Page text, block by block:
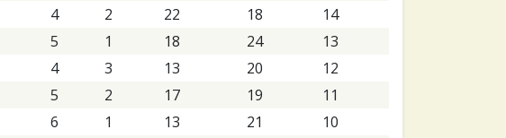
4 2 22 18
14
5 1 18 24
13
4 3 13 20
12
5 2 17 19
11
6 1 13 21
10